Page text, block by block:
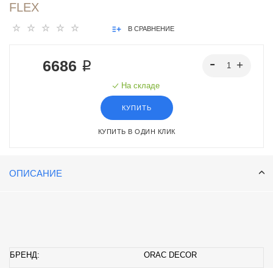
FLEX
В СРАВНЕНИЕ
6686 ₽
На складе
КУПИТЬ
КУПИТЬ В ОДИН КЛИК
ОПИСАНИЕ
БРЕНД: ORAC DECOR